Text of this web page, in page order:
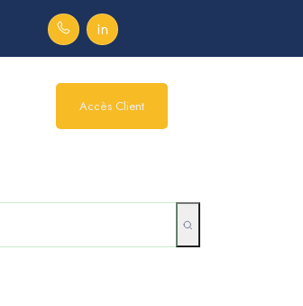
Accès Client